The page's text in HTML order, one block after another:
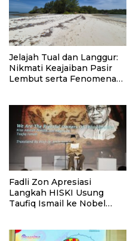
Jelajah Tual dan Langgur:
Nikmati Keajaiban Pasir
Lembut serta Fenomena
Fadli Zon Apresiasi
Langkah HISKI Usung
Taufiq Ismail ke Nobel